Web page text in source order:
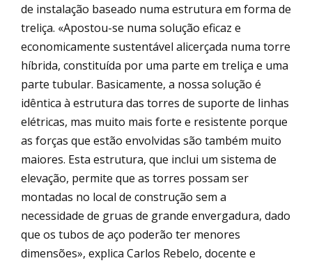
de instalação baseado numa estrutura em forma de
treliça. «Apostou-se numa solução eficaz e
economicamente sustentável alicerçada numa torre
híbrida, constituída por uma parte em treliça e uma
parte tubular. Basicamente, a nossa solução é
idêntica à estrutura das torres de suporte de linhas
elétricas, mas muito mais forte e resistente porque
as forças que estão envolvidas são também muito
maiores. Esta estrutura, que inclui um sistema de
elevação, permite que as torres possam ser
montadas no local de construção sem a
necessidade de gruas de grande envergadura, dado
que os tubos de aço poderão ter menores
dimensões», explica Carlos Rebelo, docente e